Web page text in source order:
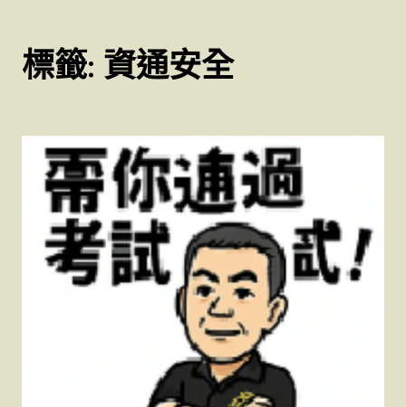
標籤: 資通安全